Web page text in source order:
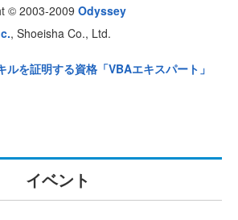
© 2003-2009 Odyssey
, Shoeisha Co., Ltd.
を証明する資格「VBAエキスパート」
イベント